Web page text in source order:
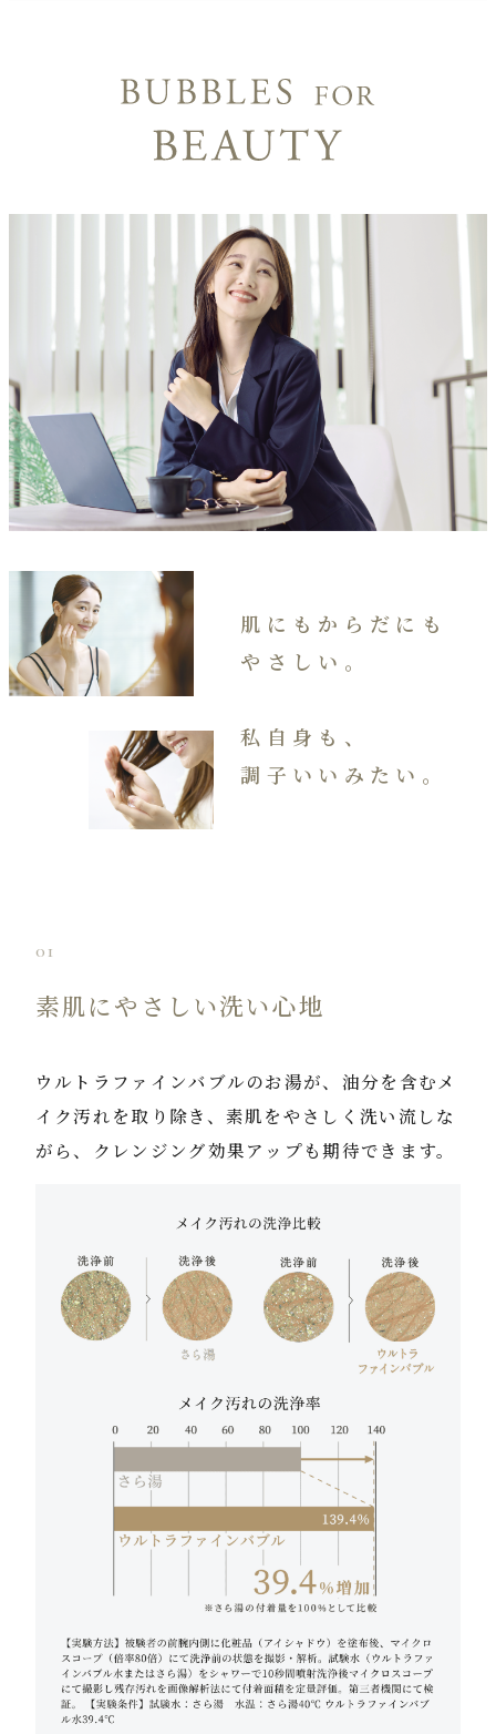
肌にもからだにも
やさしい。
私自身も、
調子いいみたい。
01
素肌にやさしい洗い心地
ウルトラファインバブルのお湯が、油分を含むメ
イク汚れを取り除き、素肌をやさしく洗い流しな
がら、クレンジング効果アップも期待できます。